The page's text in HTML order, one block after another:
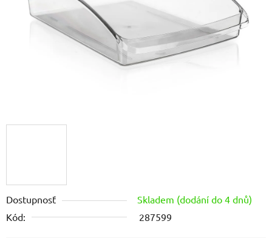
Dostupnosť
Skladem (dodání do 4 dnů)
Kód:
287599